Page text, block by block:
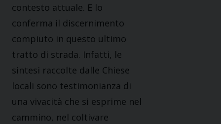
contesto attuale. E lo
conferma il discernimento
compiuto in questo ultimo
tratto di strada. Infatti, le
sintesi raccolte dalle Chiese
locali sono testimonianza di
una vivacità che si esprime nel
cammino, nel coltivare